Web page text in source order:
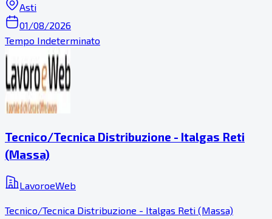
Asti
01/08/2026
Tempo Indeterminato
Tecnico/Tecnica Distribuzione - Italgas Reti
(Massa)
LavoroeWeb
Tecnico/Tecnica Distribuzione - Italgas Reti (Massa)